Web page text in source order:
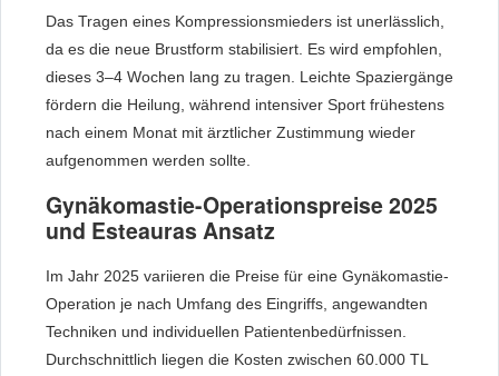
Das Tragen eines Kompressionsmieders ist unerlässlich,
da es die neue Brustform stabilisiert. Es wird empfohlen,
dieses 3–4 Wochen lang zu tragen. Leichte Spaziergänge
fördern die Heilung, während intensiver Sport frühestens
nach einem Monat mit ärztlicher Zustimmung wieder
aufgenommen werden sollte.
Gynäkomastie-Operationspreise 2025
und Esteauras Ansatz
Im Jahr 2025 variieren die Preise für eine Gynäkomastie-
Operation je nach Umfang des Eingriffs, angewandten
Techniken und individuellen Patientenbedürfnissen.
Durchschnittlich liegen die Kosten zwischen 60.000 TL